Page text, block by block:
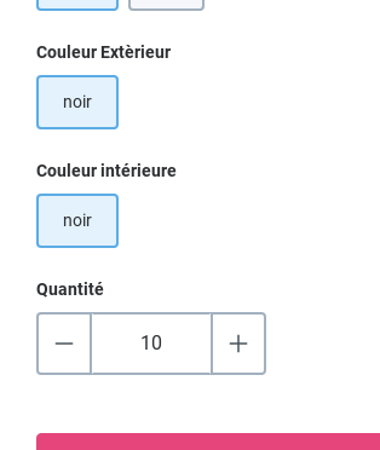
Sélectionnez
Couleur Extèrieur
noir
Sélectionnez
Couleur intérieure
noir
Quantité